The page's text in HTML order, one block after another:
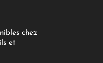
chez
et